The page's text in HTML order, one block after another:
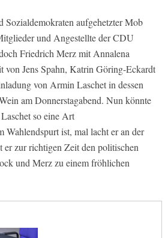
Sozialdemokraten aufgehetzter Mob
und Angestellte der CDU
Friedrich Merz mit Annalena
von Jens Spahn, Katrin Göring-Eckardt
von Armin Laschet in dessen
am Donnerstagabend. Nun könnte
so eine Art
Wahlendspurt ist, mal lacht er an der
er zur richtigen Zeit den politischen
und Merz zu einem fröhlichen